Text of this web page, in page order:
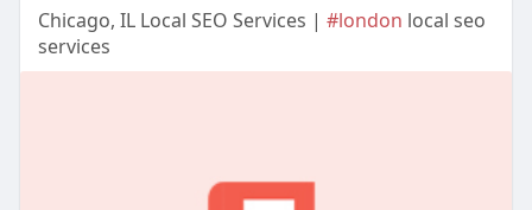
Chicago, IL Local SEO Services | #london local seo
services